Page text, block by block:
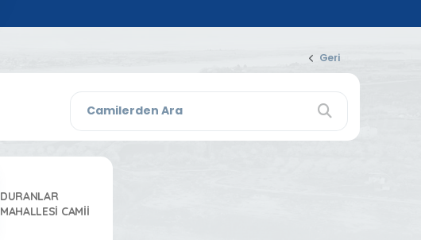
Geri
DURANLAR
MAHALLESİ CAMİİ